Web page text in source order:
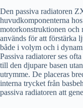
Den passiva radiatoren
huvudkomponenterna
motorkonstruktionen och
används för att förstärka
både i volym och i
Passiva radiatorer ses
till den djupare basen
utrymme. De placeras
interna trycket från
passiva radiatoren att